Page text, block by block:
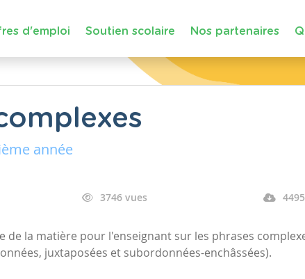
d'emploi Soutien scolaire Nos partenaires
année
3746 vues
de la matière pour l'enseignant sur les phrases
juxtaposées et subordonnées-enchâssées).